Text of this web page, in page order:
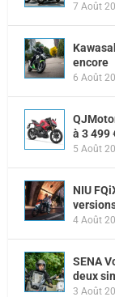
7 Août
encore
6 Août
à 3 499
5 Août
NIU
4 Août
SENA
deux
3 Août